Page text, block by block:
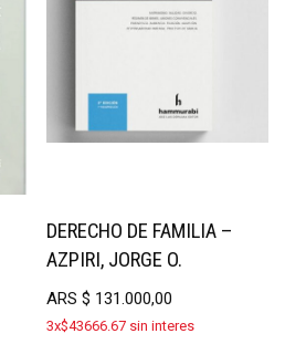
DERECHO DE FAMILIA –
AZPIRI, JORGE O.
ARS$ 131.000,00
3x$43666.67 sin interes